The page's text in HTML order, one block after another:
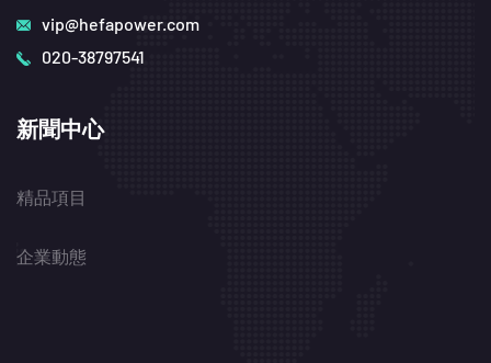
vip@hefapower.com
020-38797541
新聞中心
精品項目
企業動態